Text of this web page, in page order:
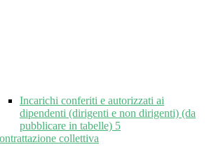
Incarichi conferiti e autorizzati ai
dipendenti (dirigenti e non dirigenti) (da
pubblicare in tabelle) 5
collettiva